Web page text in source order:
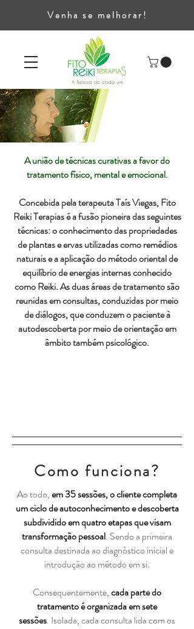
Venha se melhorar!
A união de técnicas curativas a favor do
tratamento físico, mental e emocional.
Concebida pela terapeuta Taís Viegas, Fito
Reiki Terapias é a fusão pioneira das seguintes
técnicas: o conhecimento das propriedades
de plantas e ervas utilizadas como remédios
naturais e a aplicação do método oriental de
equilíbrio de energias internas conhecido
como Reiki. As duas áreas de tratamento são
reunidas em consultas, conduzidas por meio
de diálogos, que conduzem o paciente à
autodescoberta por meio de orientação em
âmbito também psicológico.
Como funciona?
Ao todo,em 35 sessões, o cliente completa
um ciclo de autoconhecimento e descoberta
subdividido em quatro etapas que visam
transformação pessoal. Sendo a primeira
consulta destinada ao diagnóstico inicial e
introdução ao método em si.
Consequentemente,cada parte do
tratamento é organizada em sete
sessões. Isolada, cada consulta lida com os